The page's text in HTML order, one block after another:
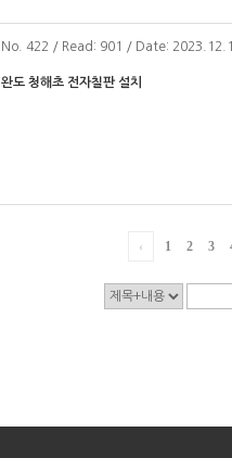
No . 422 / Read: 901 / Date:
완도 청해초 전자칠판 설치
‹ 1 2 3